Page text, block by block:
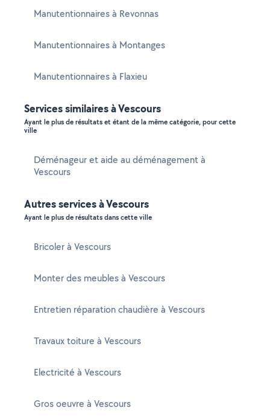
Manutentionnaires à Revonnas
Manutentionnaires à Montanges
Manutentionnaires à Flaxieu
Services similaires à Vescours
Ayant le plus de résultats et étant de la même catégorie, pour cette
ville
Déménageur et aide au déménagement à
Vescours
Autres services à Vescours
Ayant le plus de résultats dans cette ville
Bricoler à Vescours
Monter des meubles à Vescours
Entretien réparation chaudière à Vescours
Travaux toiture à Vescours
Electricité à Vescours
Gros oeuvre à Vescours